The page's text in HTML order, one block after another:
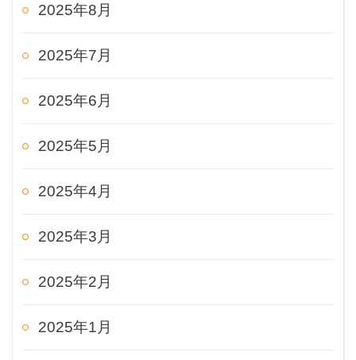
2025年8月
2025年7月
2025年6月
2025年5月
2025年4月
2025年3月
2025年2月
2025年1月